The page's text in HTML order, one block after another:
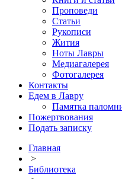
Проповеди
Статьи
Рукописи
Жития
Ноты Лавры
Медиагалерея
Фотогалерея
Контакты
Едем в Лавру
Памятка
Пожертвования
Подать записку
Главная
>
Библиотека